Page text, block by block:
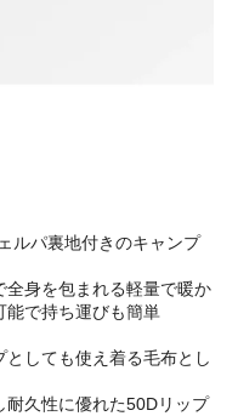
ルパ裏地付きのキャンプ
全身を包まれる軽量で暖か
能で持ち運びも簡単
しても使え着る毛布とし
耐久性に優れた50Dリップ